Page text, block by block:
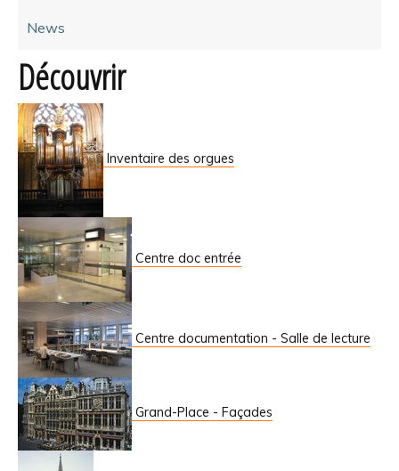
News
Découvrir
Inventaire des orgues
Centre doc entrée
Centre documentation - Salle de lecture
Grand-Place - Façades